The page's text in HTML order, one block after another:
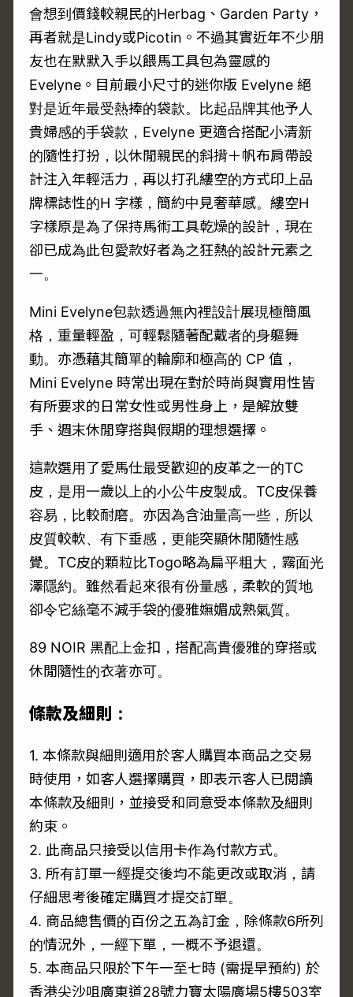
會想到價錢較親民的Herbag、Garden Party，
再者就是Lindy或Picotin。不過其實近年不少朋
友也在默默入手以餵馬工具包為靈感的
Evelyne。目前最小尺寸的迷你版 Evelyne 絕
對是近年最受熱捧的袋款。比起品牌其他予人
貴婦感的手袋款，Evelyne 更適合搭配小清新
的隨性打扮，以休閒親民的斜揹＋帆布肩帶設
計注入年輕活力，再以打孔縷空的方式印上品
牌標誌性的H 字樣，簡約中見奢華感。縷空H
字樣原是為了保持馬術工具乾燥的設計，現在
卻已成為此包愛款好者為之狂熱的設計元素之
一。
Mini Evelyne包款透過無內裡設計展現極簡風
格，重量輕盈，可輕鬆隨著配戴者的身軀舞
動。亦憑藉其簡單的輪廓和極高的 CP 值，
Mini Evelyne 時常出現在對於時尚與實用性皆
有所要求的日常女性或男性身上，是解放雙
手、週末休閒穿搭與假期的理想選擇。
這款選用了愛馬仕最受歡迎的皮革之一的TC
皮，是用一歲以上的小公牛皮製成。TC皮保養
容易，比較耐磨。亦因為含油量高一些，所以
皮質較軟、有下垂感，更能突顯休閒隨性感
覺。TC皮的顆粒比Togo略為扁平粗大，霧面光
澤隱約。雖然看起來很有份量感，柔軟的質地
卻令它絲毫不減手袋的優雅嫵媚成熟氣質。
89 NOIR 黑配上金扣，搭配高貴優雅的穿搭或
休閒隨性的衣著亦可。
條款及細則：
1. 本條款與細則適用於客人購買本商品之交易
時使用，如客人選擇購買，即表示客人已閱讀
本條款及細則，並接受和同意受本條款及細則
約束。
2. 此商品只接受以信用卡作為付款方式。
3. 所有訂單一經提交後均不能更改或取消，請
仔細思考後確定購買才提交訂單。
4. 商品總售價的百份之五為訂金，除條款6所列
的情況外，一經下單，一概不予退還。
5. 本商品只限於下午一至七時 (需提早預約) 於
香港尖沙咀廣東道28號力寶太陽廣場5樓503室